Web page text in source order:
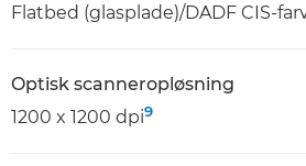
Flatbed (glasplade)/DADF CIS-
Optisk scanneropløsning
1200 x 1200 dpi9